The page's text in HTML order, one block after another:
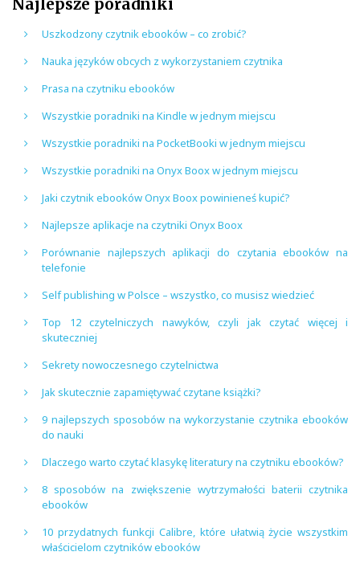
Najlepsze poradniki
Uszkodzony czytnik ebooków – co zrobić?
Nauka języków obcych z wykorzystaniem czytnika
Prasa na czytniku ebooków
Wszystkie poradniki na Kindle w jednym miejscu
Wszystkie poradniki na PocketBooki w jednym miejscu
Wszystkie poradniki na Onyx Boox w jednym miejscu
Jaki czytnik ebooków Onyx Boox powinieneś kupić?
Najlepsze aplikacje na czytniki Onyx Boox
Porównanie najlepszych aplikacji do czytania ebooków na
telefonie
Self publishing w Polsce – wszystko, co musisz wiedzieć
Top 12 czytelniczych nawyków, czyli jak czytać więcej i
skuteczniej
Sekrety nowoczesnego czytelnictwa
Jak skutecznie zapamiętywać czytane książki?
9 najlepszych sposobów na wykorzystanie czytnika ebooków
do nauki
Dlaczego warto czytać klasykę literatury na czytniku ebooków?
8 sposobów na zwiększenie wytrzymałości baterii czytnika
ebooków
10 przydatnych funkcji Calibre, które ułatwią życie wszystkim
właścicielom czytników ebooków